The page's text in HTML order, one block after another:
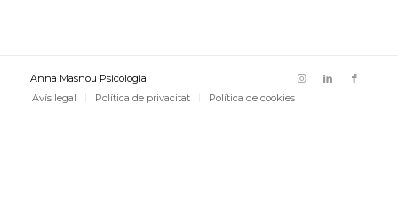
Anna Masnou Psicologia
Avís legal
Política de privacitat Política de cookies